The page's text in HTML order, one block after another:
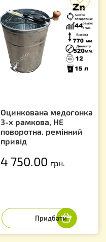
Оцинкована медогонка
3-х рамкова, НЕ
поворотна. ремінний
привід
4 750.00 грн.